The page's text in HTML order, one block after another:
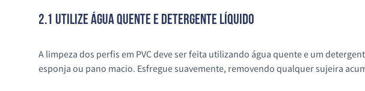
2.1 Utilize Água Quente e Detergente Líquido
A limpeza dos perfis em PVC deve ser feita utilizando água quente e um
esponja ou pano macio. Esfregue suavemente, removendo qualquer sujeira